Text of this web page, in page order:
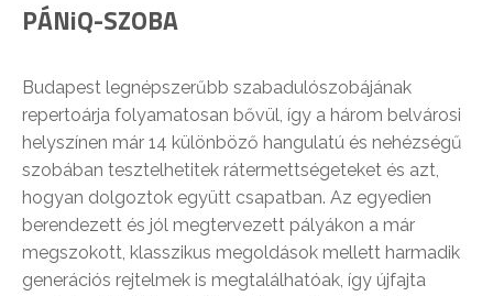
PÁNiQ-SZOBA
Budapest legnépszerűbb szabadulószobájának
repertoárja folyamatosan bővül, így a három belvárosi
helyszínen már 14 különböző hangulatú és nehézségű
szobában tesztelhetitek rátermettségeteket és azt,
hogyan dolgoztok együtt csapatban. Az egyedien
berendezett és jól megtervezett pályákon a már
megszokott, klasszikus megoldások mellett harmadik
generációs rejtelmek is megtalálhatóak, így újfajta